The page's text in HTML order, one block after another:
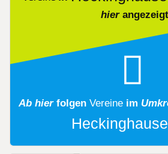
hierangezeigt
Ab hier folgen Vereine im